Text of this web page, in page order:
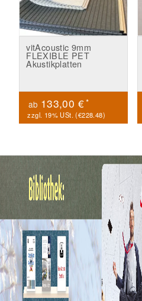
vitAcoustic 9mm
FLEXIBLE PET
Akustikplatten
ab 133,00 €*
zzgl. 19% USt. (€228.48)